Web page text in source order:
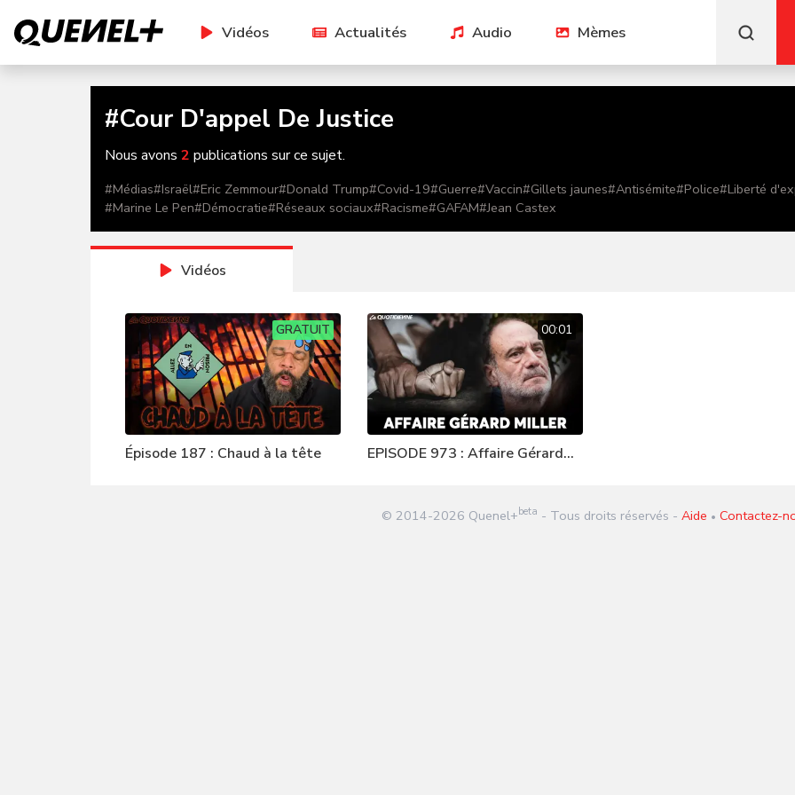
Vidéos Actualités Audio Mèmes
#Cour D'appel De Justice
Nous avons 2 publications sur ce sujet.
#Médias#Israël#Eric Zemmour#Donald Trump#Covid-19#Guerre#Vaccin#Gillets jaunes#Antisémite#Police#Liberté
#Marine Le Pen#Démocratie#Réseaux sociaux#Racisme#GAFAM#Jean Castex
Vidéos
GRATUIT
Épisode 187 : Chaud à la tête
00:01
EPISODE 973 : Affaire Gérard
© 2014-2026 Quenel+beta - Tous droits réservés - Aide • Contactez-